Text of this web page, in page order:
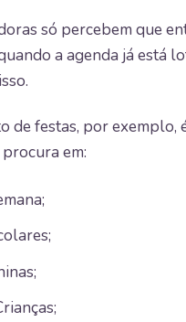
só percebem que
a agenda já está
de festas, por exemplo,
em: